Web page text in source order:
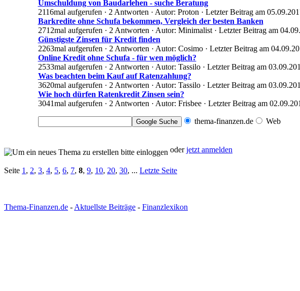
Umschuldung von Baudarlehen - suche Beratung
2116mal aufgerufen · 2 Antworten · Autor: Proton · Letzter Beitrag am
Barkredite ohne Schufa bekommen, Vergleich der besten Banken
2712mal aufgerufen · 2 Antworten · Autor: Minimalist · Letzter Beitrag am
Günstigste Zinsen für Kredit finden
2263mal aufgerufen · 2 Antworten · Autor: Cosimo · Letzter Beitrag am
Online Kredit ohne Schufa - für wen möglich?
2533mal aufgerufen · 2 Antworten · Autor: Tassilo · Letzter Beitrag am
Was beachten beim Kauf auf Ratenzahlung?
3620mal aufgerufen · 2 Antworten · Autor: Tassilo · Letzter Beitrag am
Wie hoch dürfen Ratenkredit Zinsen sein?
3041mal aufgerufen · 2 Antworten · Autor: Frisbee · Letzter Beitrag am
thema-finanzen.de Web
oderjetzt anmelden
Seite 1 , 2, 3, 4, 5, 6, 7, 8, 9, 10, 20, 30, ... Letzte Seite
Thema-Finanzen.de - Aktuellste Beiträge - Finanzlexikon